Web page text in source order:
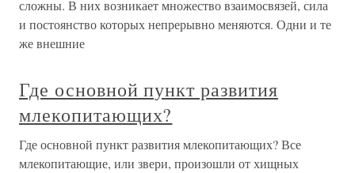
сложны. В них возникает множество взаимосвязей, сила
и постоянство которых непрерывно меняются. Одни и те
же внешние
Где основной пункт развития
млекопитающих?
Где основной пункт развития млекопитающих? Все
млекопитающие, или звери, произошли от хищных